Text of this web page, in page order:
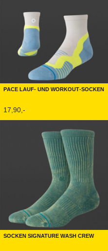
Pace Lauf- und Workout-Socken
17,90,-
Socken Signature Wash Crew